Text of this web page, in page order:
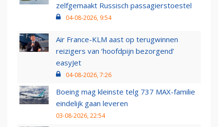
zelfgemaakt Russisch passagierstoestel
04-08-2026, 9:54
Air France-KLM aast op terugwinnen
reizigers van ‘hoofdpijn bezorgend’
easyJet
04-08-2026, 7:26
Boeing mag kleinste telg 737 MAX-familie
eindelijk gaan leveren
03-08-2026, 22:54